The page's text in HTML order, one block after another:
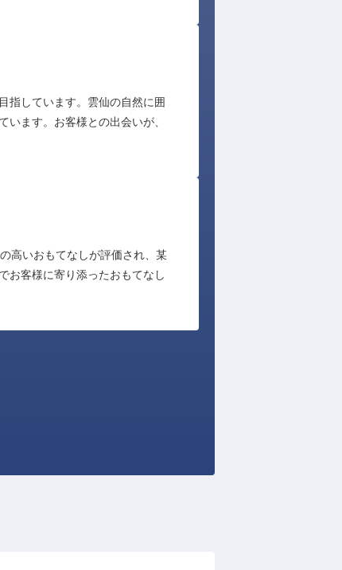
指しています。雲仙の自然に囲
ます。お客様との出会いが、
高いおもてなしが評価され、某
お客様に寄り添ったおもてなし